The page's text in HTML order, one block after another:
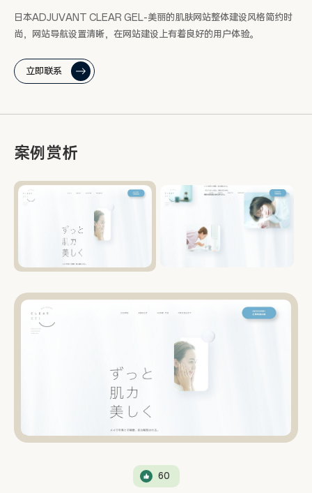
日本ADJUVANT CLEAR GEL-美丽的肌肤网站整体建设风格简约时
尚，网站导航设置清晰，在网站建设上有着良好的用户体验。
立即联系
案例赏析
60